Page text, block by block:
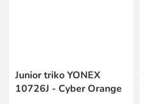
Junior triko YONEX
10726J - Cyber Orange